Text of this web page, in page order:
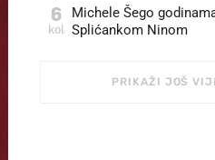
6
kol
Michele Šego
Splićankom Ninom
PRIKAŽI JOŠ